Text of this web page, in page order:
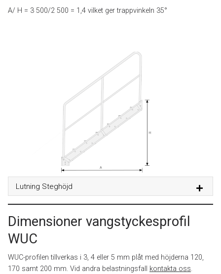
A/ H = 3 500/2 500 = 1,4 vilket ger trappvinkeln 35°
Lutning Steghöjd
Dimensioner vangstyckesprofil
WUC
WUC-profilen tillverkas i 3, 4 eller 5 mm plåt med höjderna 120,
170 samt 200 mm. Vid andra belastningsfall kontakta oss.